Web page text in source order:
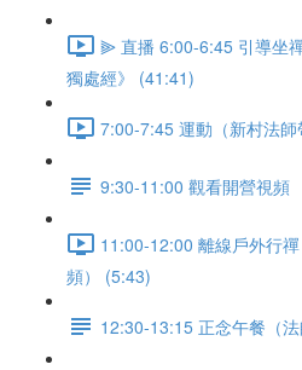
⫸ 直播 6:00-6:45 引導坐
獨處經》 (41:41)
7:00-7:45 運動（新村法
9:30-11:00 觀看開營視頻
11:00-12:00 離線戶外行
頻） (5:43)
12:30-13:15 正念午餐（法